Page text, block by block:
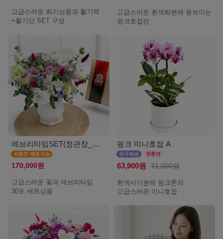
고급스러운 화기상품과 활기력
+활기단 SET 구성
고급스러운 흰색화분에 돋보이는
핑크호접란
에브리타임SET(정관장_서울)
170,000원
고급스러운 꽃과 에브리타임
30포 세트상품
핑크 미니호접 A
63,900원 71,000원
흰색사기분에 핑크톤의
고급스러운 미니호접